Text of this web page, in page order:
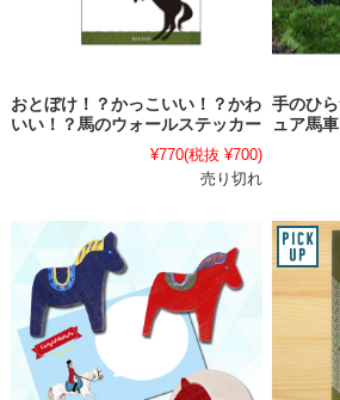
おとぼけ！？かっこいい！？かわ
いい！？馬のウォールステッカー
¥770(税抜 ¥700)
売り切れ
手のひ
ュア馬